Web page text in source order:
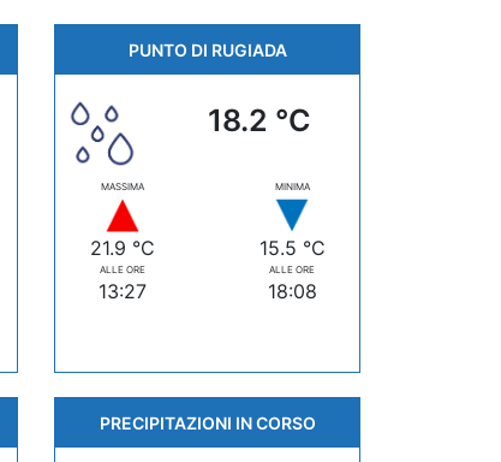
PUNTO DI RUGIADA
18.2 °C
MASSIMA
21.9 °C
ALLE ORE
13:27
MINIMA
15.5 °C
ALLE ORE
18:08
PRECIPITAZIONI IN CORSO